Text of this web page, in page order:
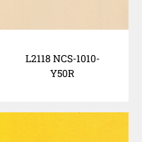
L2118 NCS-1010-
Y50R